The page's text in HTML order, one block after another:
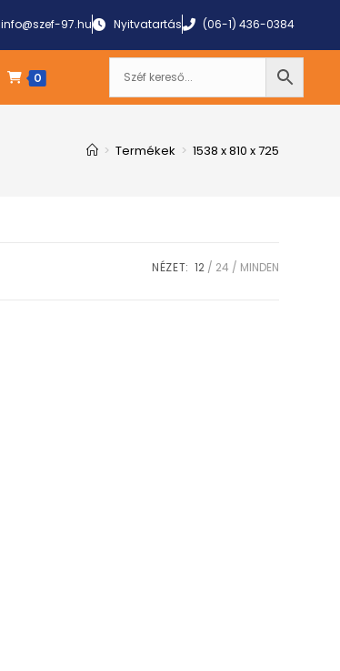
info@szef-97.hu Nyitvatartás (06-1) 436-0384
0
> Termékek > 1538 x 810 x 725
NÉZET: 12 24 MINDEN